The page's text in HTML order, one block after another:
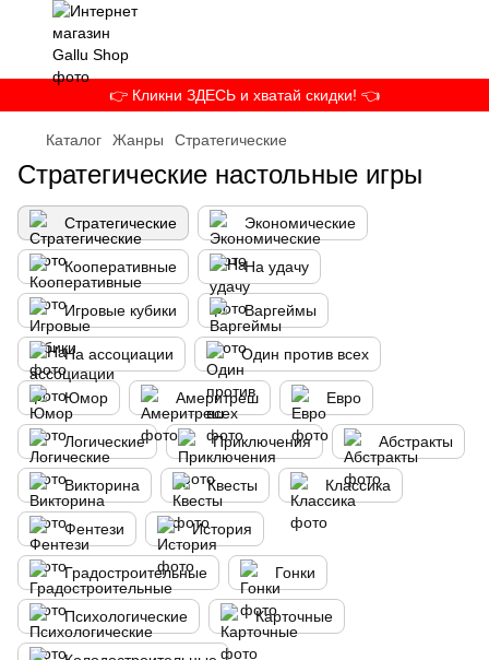
👉 Кликни ЗДЕСЬ и хватай скидки! 👈
Каталог Жанры Стратегические
Стратегические настольные игры
Стратегические Экономические
Кооперативные На удачу
Игровые кубики Варгеймы
На ассоциации Один против всех
Юмор Америтреш Евро
Логические Приключения Абстракты
Викторина Квесты Классика
Фентези История
Градостроительные Гонки
Психологические Карточные